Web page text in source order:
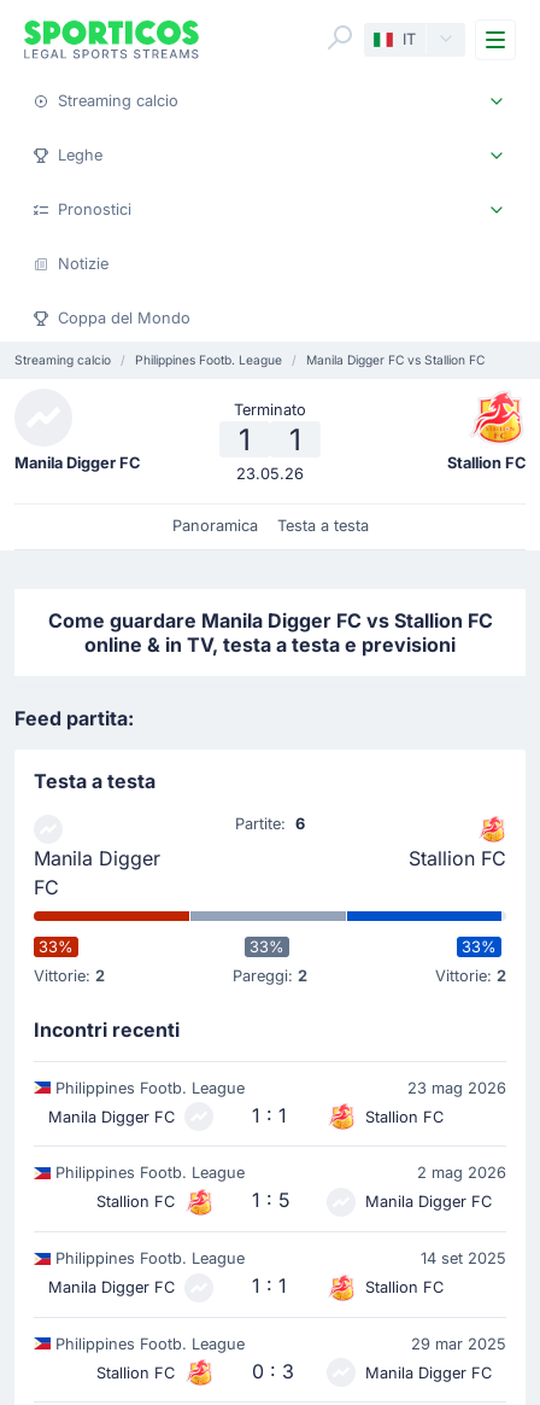
IT
Streaming calcio
Leghe
Pronostici
Notizie
Coppa del Mondo
Streaming calcio Philippines Footb. League Manila Digger FC vs Stallion FC
Manila Digger FC
Terminato
1 1
23.05.26
Stallion FC
Panoramica Testa a testa
Come guardare Manila Digger FC vs Stallion FC
online & in TV, testa a testa e previsioni
Feed partita:
Testa a testa
Manila Digger
FC
Partite: 6
Stallion FC
33%
Vittorie: 2
33%
Pareggi: 2
33%
Vittorie: 2
Incontri recenti
Philippines Footb. League
23 mag 2026
Manila Digger FC
1 : 1 Stallion FC
Philippines Footb. League
2 mag 2026
Stallion FC
1 : 5 Manila Digger FC
Philippines Footb. League
14 set 2025
Manila Digger FC
1 : 1 Stallion FC
Philippines Footb. League
29 mar 2025
Stallion FC
0 : 3 Manila Digger FC